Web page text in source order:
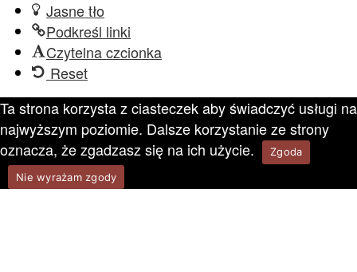
Jasne tło
Podkreśl linki
Czytelna czcionka
Reset
Ta strona korzysta z ciasteczek aby świadczyć usługi na
najwyższym poziomie. Dalsze korzystanie ze strony
oznacza, że zgadzasz się na ich użycie.
Zgoda
Nie wyrażam zgody